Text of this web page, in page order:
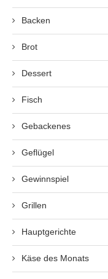
Backen
Brot
Dessert
Fisch
Gebackenes
Geflügel
Gewinnspiel
Grillen
Hauptgerichte
Käse des Monats